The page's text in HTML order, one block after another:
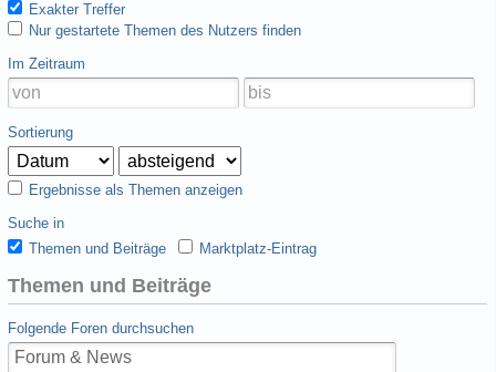
Exakter Treffer
Nur gestartete Themen des Nutzers finden
Im Zeitraum
Sortierung
Ergebnisse als Themen anzeigen
Suche in
Themen und Beiträge
Marktplatz-Eintrag
Themen und Beiträge
Folgende Foren durchsuchen